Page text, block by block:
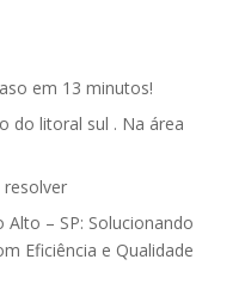
em 13 minutos!
do litoral sul . Na área
resolver
– SP: Solucionando
Eficiência e Qualidade